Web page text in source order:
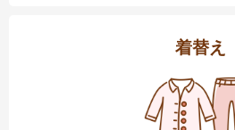
着替え